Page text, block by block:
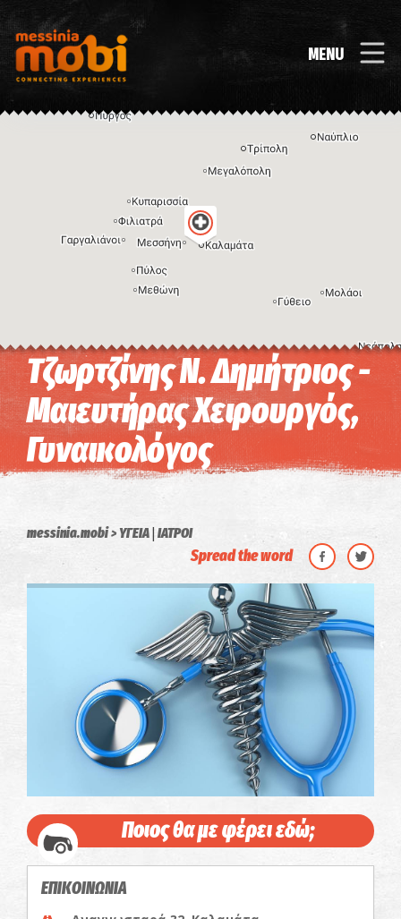
MENU
Η εικόνα ενδέχεται να υπόκειται σε πνευματικά δικαιώματα Όροι
Τζωρτζίνης Ν. Δημήτριος -
Μαιευτήρας Χειρουργός,
Γυναικολόγος
messinia.mobi ΥΓΕΙΑ| ΙΑΤΡΟΙ
Spread the word
Ποιος θα με φέρει εδώ;
ΕΠΙΚΟΙΝΩΝΙΑ